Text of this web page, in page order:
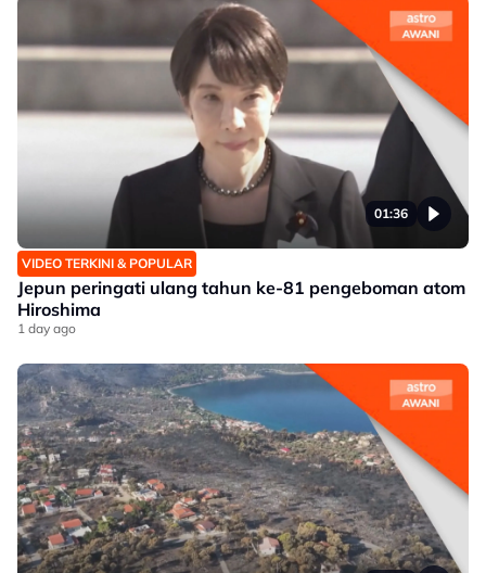
01:36
VIDEO TERKINI & POPULAR
Jepun peringati ulang tahun ke-81 pengeboman atom
Hiroshima
1 day ago